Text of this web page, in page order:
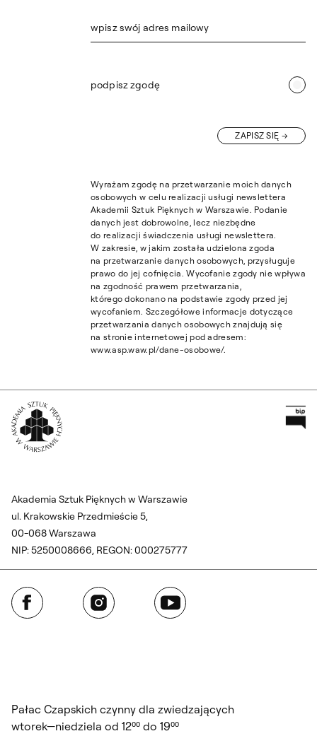
wpisz swój adres mailowy
podpisz zgodę
ZAPISZ SIĘ
Wyrażam zgodę na przetwarzanie moich danych
osobowych w celu realizacji usługi newslettera
Akademii Sztuk Pięknych w Warszawie. Podanie
danych jest dobrowolne, lecz niezbędne
do realizacji świadczenia usługi newslettera.
W zakresie, w jakim została udzielona zgoda
na przetwarzanie danych osobowych, przysługuje
prawo do jej cofnięcia. Wycofanie zgody nie wpływa
na zgodność prawem przetwarzania,
którego dokonano na podstawie zgody przed jej
wycofaniem. Szczegółowe informacje dotyczące
przetwarzania danych osobowych znajdują się
na stronie internetowej pod adresem:
www.asp.waw.pl/dane-osobowe/.
Akademia Sztuk Pięknych w Warszawie
ul. Krakowskie Przedmieście 5,
00-068 Warszawa
NIP: 5250008666, REGON: 000275777
Facebook Instagram YouTube
Pałac Czapskich czynny dla zwiedzających
wtorek—niedziela od 12⁰⁰ do 19⁰⁰